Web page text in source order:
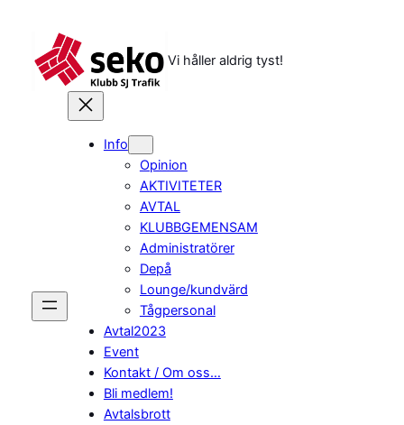
innehåll
Vi håller aldrig tyst!
Info
Opinion
AKTIVITETER
AVTAL
KLUBBGEMENSAM
Administratörer
Depå
Lounge/kundvärd
Tågpersonal
Avtal2023
Event
Kontakt / Om oss…
Bli medlem!
Avtalsbrott